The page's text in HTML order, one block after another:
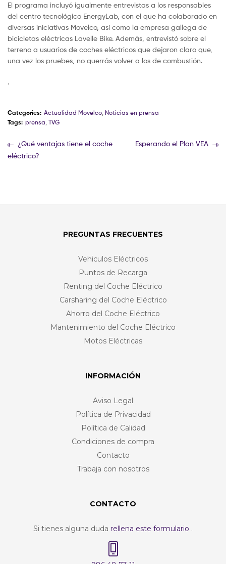
El programa incluyó igualmente entrevistas a los responsables
del centro tecnológico EnergyLab, con el que ha colaborado en
diversas iniciativas Movelco, así como la empresa gallega de
bicicletas eléctricas Lavelle Bike. Además, entrevistó sobre el
terreno a usuarios de coches eléctricos que dejaron claro que,
una vez los pruebes, no querrás volver a los de combustión.
.
Categories: Actualidad Movelco Noticias en prensa
Tags: prensa TVG
¿Qué ventajas tiene el coche
eléctrico?
Esperando el Plan VEA
PREGUNTAS FRECUENTES
Vehiculos Eléctricos
Puntos de Recarga
Renting del Coche Eléctrico
Carsharing del Coche Eléctrico
Ahorro del Coche Eléctrico
Mantenimiento del Coche Eléctrico
Motos Eléctricas
INFORMACIÓN
Aviso Legal
Política de Privacidad
Política de Calidad
Condiciones de compra
Contacto
Trabaja con nosotros
CONTACTO
Si tienes alguna duda rellena este formulario .